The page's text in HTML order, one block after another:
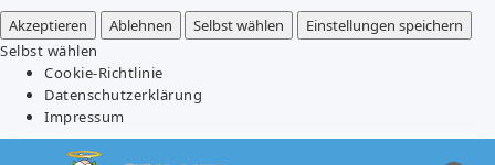
Akzeptieren
Ablehnen Selbst wählen
Einstellungen speichern
Selbst wählen
Cookie-Richtlinie
Datenschutzerklärung
Impressum